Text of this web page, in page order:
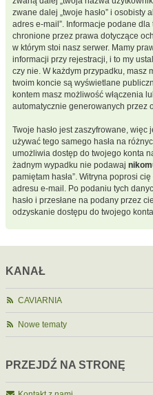
zwane dalej „twoje hasło” i osobisty
adres e-mail”. Informacje podane dla
chronione przez prawa dotyczące
w którym stoi nasz serwer. Mamy
informacji przy rejestracji, i to my
czy nie. W każdym przypadku, masz
twoim koncie są wyświetlane
kontem masz możliwość włączenia
automatycznie generowanych przez
Twoje hasło jest zaszyfrowane,
używać tego samego hasła na
umożliwia dostęp do twojego konta
żadnym wypadku nie podawaj
pamiętam hasła”. Witryna poprosi
adresu e-mail. Po podaniu tych
hasło i przesłane na podany przez
odzyskanie dostępu do twojego
KANAŁ
CAVIARNIA
Nowe tematy
PRZEJDŹ NA STRONĘ